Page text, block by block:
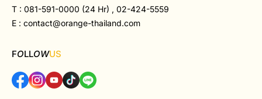
T : 081-591-0000 (24 Hr) , 02-424-5559
E : contact@orange-thailand.com
FOLLOWUS